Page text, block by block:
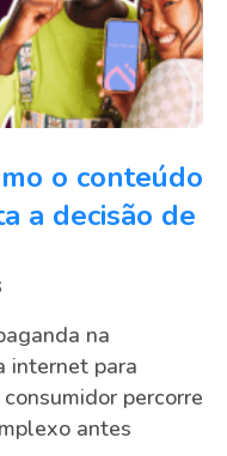
o conteúdo
a decisão de
na
internet para
percorre
antes